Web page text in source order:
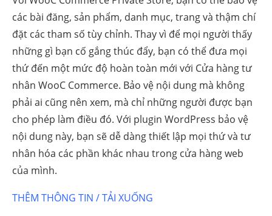
các bài đăng, sản phẩm, danh mục, trang và thậm chí
đặt các tham số tùy chỉnh. Thay vì để mọi người thấy
những gì bạn cố gắng thúc đẩy, bạn có thể đưa mọi
thứ đến một mức độ hoàn toàn mới với Cửa hàng tư
nhân WooC Commerce. Bảo vệ nội dung mà không
phải ai cũng nên xem, mà chỉ những người được bạn
cho phép làm điều đó. Với plugin WordPress bảo vệ
nội dung này, bạn sẽ dễ dàng thiết lập mọi thứ và tư
nhân hóa các phần khác nhau trong cửa hàng web
của mình.
THÊM THÔNG TIN / TẢI XUỐNG